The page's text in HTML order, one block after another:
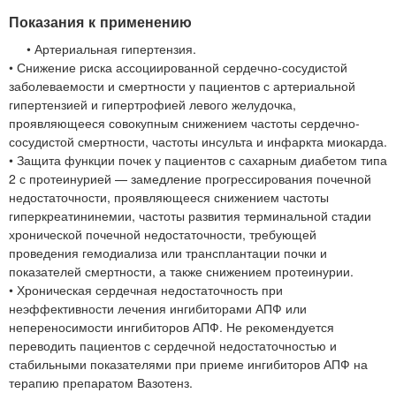
Показания к применению
• Артериальная гипертензия.
• Снижение риска ассоциированной сердечно-сосудистой
заболеваемости и смертности у пациентов с артериальной
гипертензией и гипертрофией левого желудочка,
проявляющееся совокупным снижением частоты сердечно-
сосудистой смертности, частоты инсульта и инфаркта миокарда.
• Защита функции почек у пациентов с сахарным диабетом типа
2 с протеинурией — замедление прогрессирования почечной
недостаточности, проявляющееся снижением частоты
гиперкреатининемии, частоты развития терминальной стадии
хронической почечной недостаточности, требующей
проведения гемодиализа или трансплантации почки и
показателей смертности, а также снижением протеинурии.
• Хроническая сердечная недостаточность при
неэффективности лечения ингибиторами АПФ или
непереносимости ингибиторов АПФ. Не рекомендуется
переводить пациентов с сердечной недостаточностью и
стабильными показателями при приеме ингибиторов АПФ на
терапию препаратом Вазотенз.